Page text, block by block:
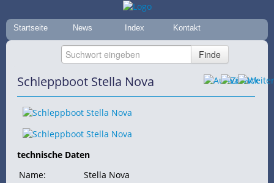
Startseite News Index Kontakt
Schleppboot Stella Nova
technische Daten
Name:
Stella Nova